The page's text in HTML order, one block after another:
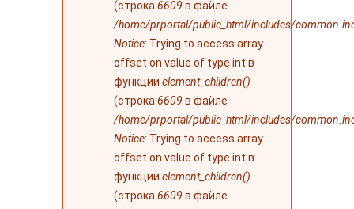
(строка 6609 в файле
/home/prportal/public_html/includes/
Notice: Trying to access array
offset on value of type int в
функции element_children()
(строка 6609 в файле
/home/prportal/public_html/includes/
Notice: Trying to access array
offset on value of type int в
функции element_children()
(строка 6609 в файле